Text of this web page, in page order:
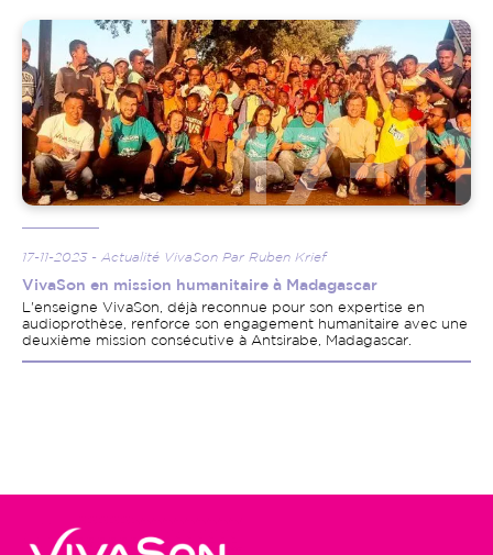
Image
17-11-2023 - Actualité VivaSon Par Ruben Krief
VivaSon en mission humanitaire à Madagascar
L'enseigne VivaSon, déjà reconnue pour son expertise en
audioprothèse, renforce son engagement humanitaire avec une
deuxième mission consécutive à Antsirabe, Madagascar.